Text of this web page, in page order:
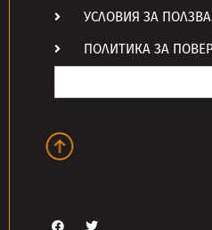
УСЛОВИЯ ЗА
ПОЛИТИКА ЗА
Search